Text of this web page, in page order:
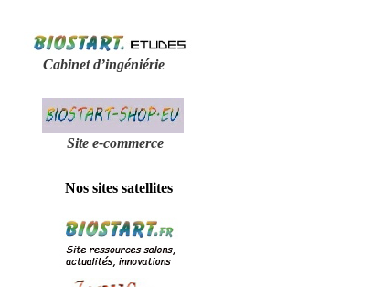
Cabinet d’ingéniérie
Nos sites satellites
Site e-commerce